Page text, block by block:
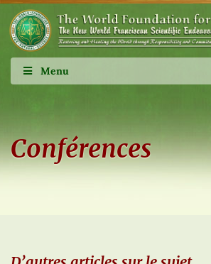
Menu
Conférences